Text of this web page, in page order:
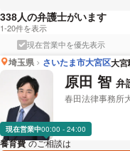
338人の弁護士がいます
1-20件を表示
現在営業中を優先表示
埼玉県 さいたま市大宮区大宮
原田 智 弁
春田法律事務所
現在営業中00:00 - 24:00
養育費 のご相談は